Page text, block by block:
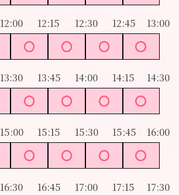
12:00 12:15 12:30 12:45 13:00
13:30 13:45 14:00 14:15 14:30
15:00 15:15 15:30 15:45 16:00
16:30 16:45 17:00 17:15 17:30